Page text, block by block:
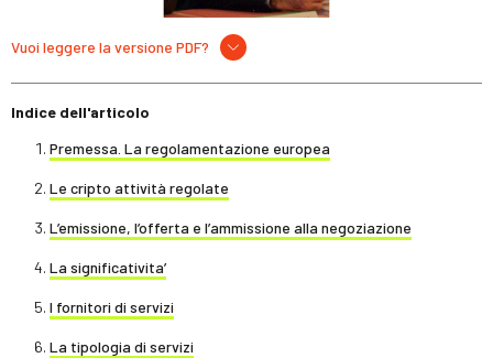
Vuoi leggere la versione PDF?
Indice dell'articolo
Premessa. La regolamentazione europea
Le cripto attività regolate
L’emissione, l’offerta e l’ammissione alla negoziazione
La significativita’
I fornitori di servizi
La tipologia di servizi